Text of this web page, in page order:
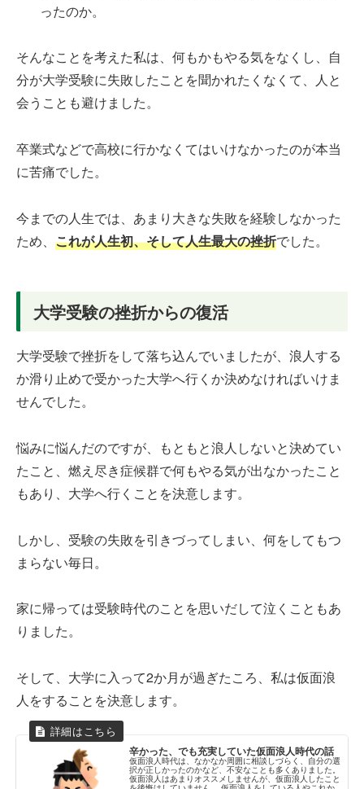
ったのか。
そんなことを考えた私は、何もかもやる気をなくし、自
分が大学受験に失敗したことを聞かれたくなくて、人と
会うことも避けました。
卒業式などで高校に行かなくてはいけなかったのが本当
に苦痛でした。
今までの人生では、あまり大きな失敗を経験しなかった
ため、 これが人生初、そして人生最大の挫折でした。
大学受験の挫折からの復活
大学受験で挫折をして落ち込んでいましたが、浪人する
か滑り止めで受かった大学へ行くか決めなければいけま
せんでした。
悩みに悩んだのですが、もともと浪人しないと決めてい
たこと、燃え尽き症候群で何もやる気が出なかったこと
もあり、大学へ行くことを決意します。
しかし、受験の失敗を引きづってしまい、何をしてもつ
まらない毎日。
家に帰っては受験時代のことを思いだして泣くこともあ
りました。
そして、大学に入って2か月が過ぎたころ、私は仮面浪
人をすることを決意します。
辛かった、でも充実していた仮面浪人時代の話
仮面浪人時代は、なかなか周囲に相談しづらく、自分の選
択が正しかったのかなど、不安なことも多くありました。
仮面浪人はあまりオススメしませんが、仮面浪人したこと